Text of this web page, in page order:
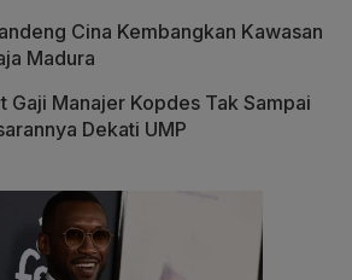
Cina Kembangkan Kawasan
Madura
Gaji Manajer Kopdes Tak Sampai
Dekati UMP